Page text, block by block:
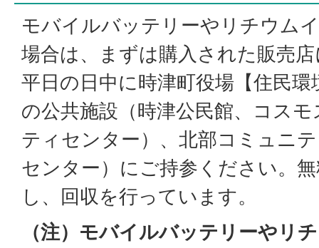
モバイルバッテリーやリチウム
場合は、まずは購入された販売
平日の日中に時津町役場【住民
の公共施設（時津公民館、コス
ティセンター）、北部コミュニ
センター）にご持参ください。
し、回収を行っています。
（注）モバイルバッテリーやリ